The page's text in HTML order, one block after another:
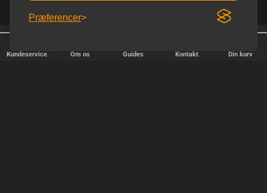
Præferencer
Kundeservice Om os Guides Kontakt Din kurv